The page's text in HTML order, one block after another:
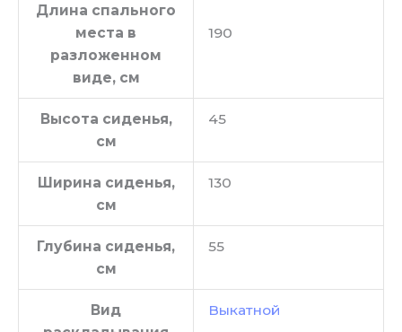
Длина спального
места в
разложенном
виде, см
190
Высота сиденья,
см
45
Ширина сиденья,
см
130
Глубина сиденья,
см
55
Вид
Выкатной